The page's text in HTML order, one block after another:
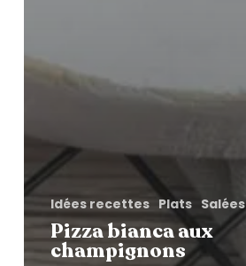
Idées recettes Plats Salées
Pizza bianca aux
champignons